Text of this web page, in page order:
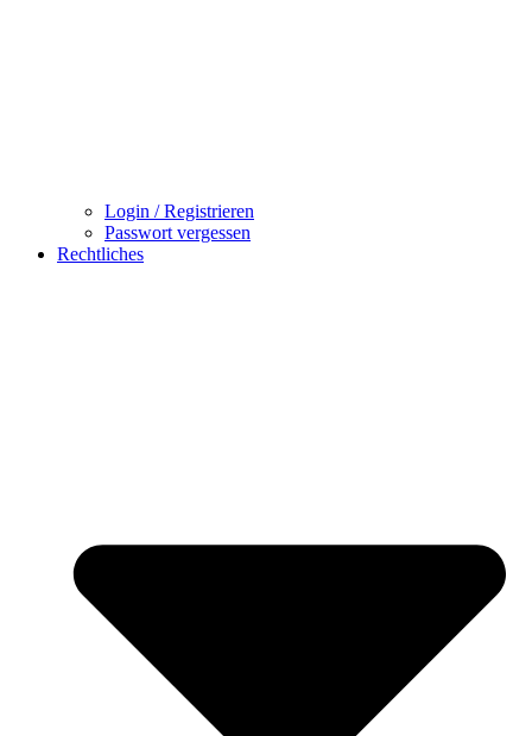
Login / Registrieren
Passwort vergessen
Rechtliches